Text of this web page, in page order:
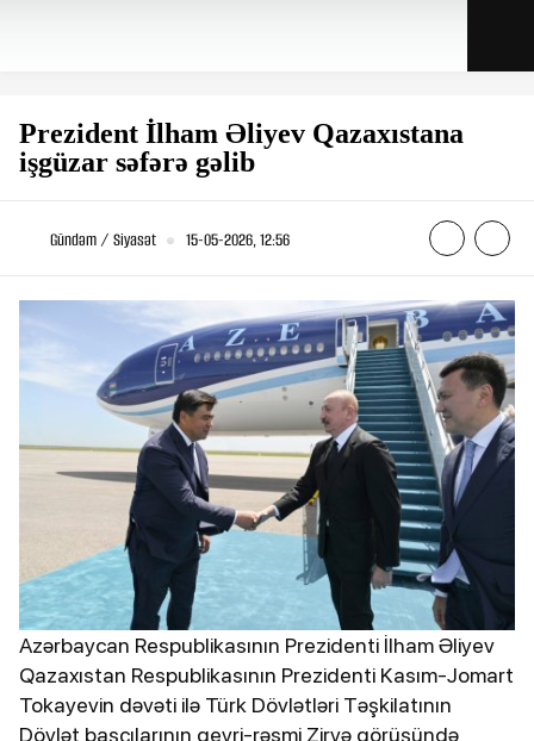
Prezident İlham Əliyev Qazaxıstana
işgüzar səfərə gəlib
Gündəm / Siyasət 15-05-2026, 12:56
Azərbaycan Respublikasının Prezidenti İlham Əliyev
Qazaxıstan Respublikasının Prezidenti Kasım-Jomart
Tokayevin dəvəti ilə Türk Dövlətləri Təşkilatının
Dövlət başçılarının qeyri-rəsmi Zirvə görüşündə